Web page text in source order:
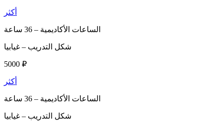
أكثر
الساعات الأكاديمية –
شكل التدريب – غيابيا
5000 ₽
أكثر
الساعات الأكاديمية –
شكل التدريب – غيابيا